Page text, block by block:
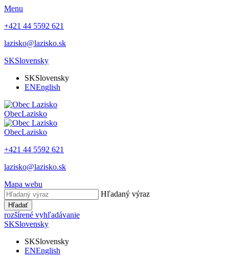
Menu
+421 44 5592 621
lazisko@lazisko.sk
SKSlovensky
SKSlovensky
ENEnglish
ObecLazisko
ObecLazisko
+421 44 5592 621
lazisko@lazisko.sk
Mapa webu
Hľadaný výraz
Hľadať
rozšírené vyhľadávanie
SKSlovensky
SKSlovensky
ENEnglish